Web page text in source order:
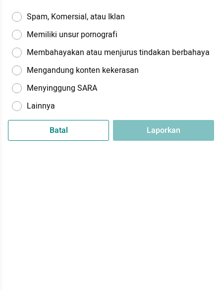
Spam, Komersial, atau Iklan
Memiliki unsur pornografi
Membahayakan atau menjurus tindakan berbahaya
Mengandung konten kekerasan
Menyinggung SARA
Lainnya
Batal Laporkan